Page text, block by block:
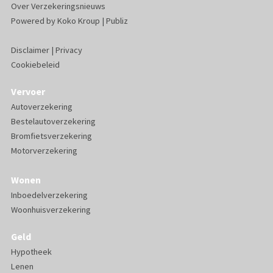
Over Verzekeringsnieuws
Powered byKoko Kroup | Publiz
Disclaimer| Privacy
Cookiebeleid
Vervoer
Autoverzekering
Bestelautoverzekering
Bromfietsverzekering
Motorverzekering
Wonen
Inboedelverzekering
Woonhuisverzekering
Geld
Hypotheek
Lenen